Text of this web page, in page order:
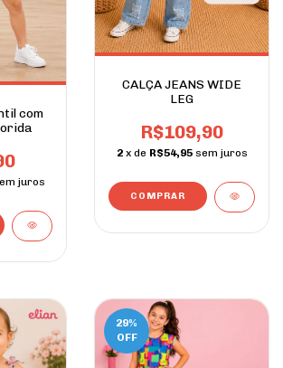
com
juros
CALÇA JEANS WIDE
LEG
R$109,90
2 x de R$54,95 sem juros
COMPRAR
29%
OFF